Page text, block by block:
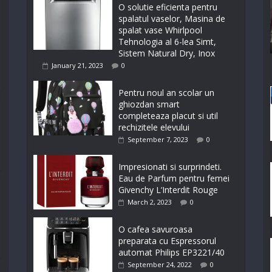
O solutie eficienta pentru
spalatul vaselor, Masina de
spalat vase Whirlpool
Tehnologia al 6-lea Simt,
Sistem Natural Dry, Inox
January 21, 2023 0
Pentru noul an scolar un
ghiozdan smart
completeaza placut si util
rechizitele elevului
September 7, 2023 0
Impresionati si surprindeti.
Eau de Parfum pentru femei
Givenchy L’Interdit Rouge
March 2, 2023 0
O cafea savuroasa
preparata cu Espressorul
automat Philips EP3221/40
September 24, 2022 0